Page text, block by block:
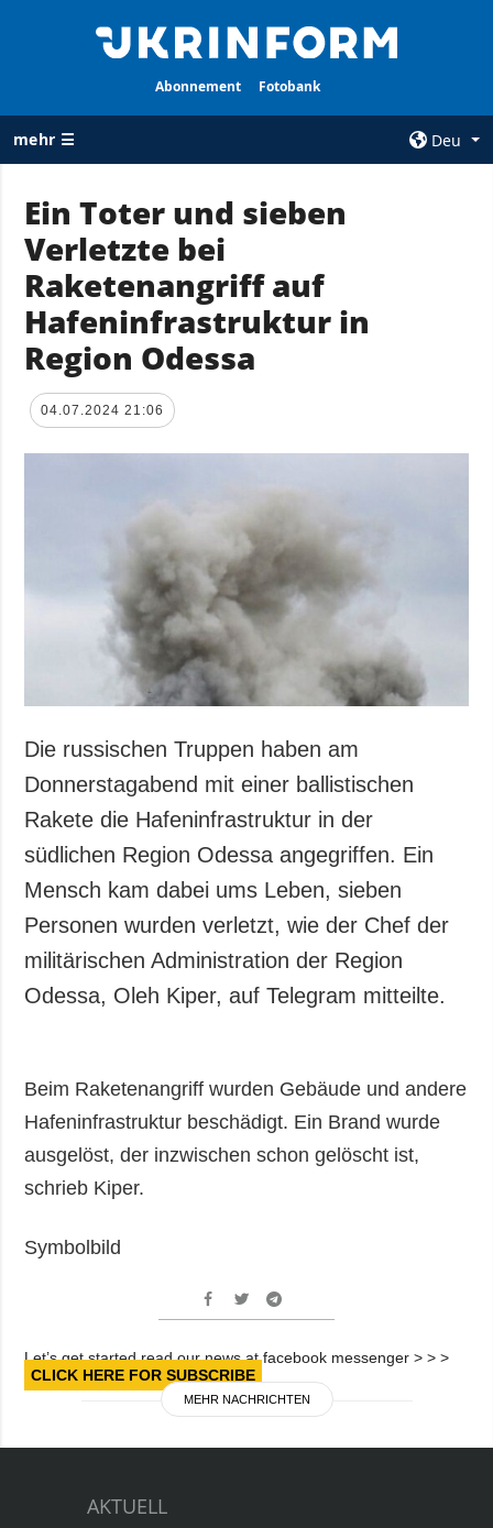
Abonnement Fotobank
mehr ☰
Deu
ALLE
RUBRIKEN
Krieg
Wiederaufbau
der Ukraine
Politik
Wirtschaft
Kriminalität
Notstand und
Notfälle
Über uns
Kontakte
personenbezogener
ZUSÄTZLICH
Veröffentlichungen
Interview
Fotos
Video
LEISTUNGEN
Fotobank
Ein Toter und sieben
Verletzte bei
Raketenangriff auf
Hafeninfrastruktur in
Region Odessa
04.07.2024 21:06
Die russischen Truppen haben am
Donnerstagabend mit einer ballistischen
Rakete die Hafeninfrastruktur in der
südlichen Region Odessa angegriffen. Ein
Mensch kam dabei ums Leben, sieben
Personen wurden verletzt, wie der Chef der
militärischen Administration der Region
Odessa, Oleh Kiper, auf Telegram mitteilte.
Beim Raketenangriff wurden Gebäude und andere
Hafeninfrastruktur beschädigt. Ein Brand wurde
ausgelöst, der inzwischen schon gelöscht ist,
schrieb Kiper.
Symbolbild
Let’s get started read our news at facebook messenger > > >
CLICK HERE FOR SUBSCRIBE
MEHR NACHRICHTEN
AKTUELL